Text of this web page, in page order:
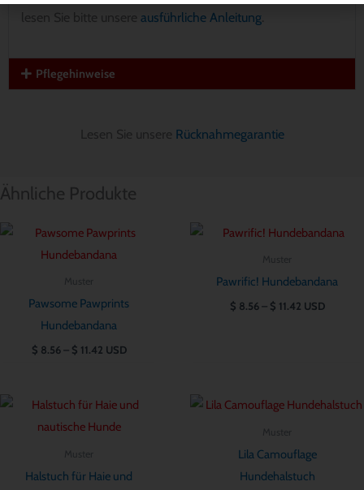
lesen Sie bitte unsere ausführliche Anleitung
Pflegehinweise
Rücknahmegarantie
Ähnliche Produkte
Pawsome Pawprints
Hundebandana
$ 8.56 – $ 11.42
Preisspanne:
$ 8.56
bis
USD
Pawrific! Hundebandana
$ 8.56 – $ 11.42
Preisspanne:
$ 8.56
USD
Halstuch für Haie und
Preisspanne:
bis
Lila Camouflage
Hundehalstuch
Preisspanne: